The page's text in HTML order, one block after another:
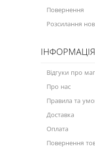
Повернення
Розсилання
ІНФОРМАЦІЯ
Відгуки про
Про нас
Правила та
Доставка
Оплата
Повернення